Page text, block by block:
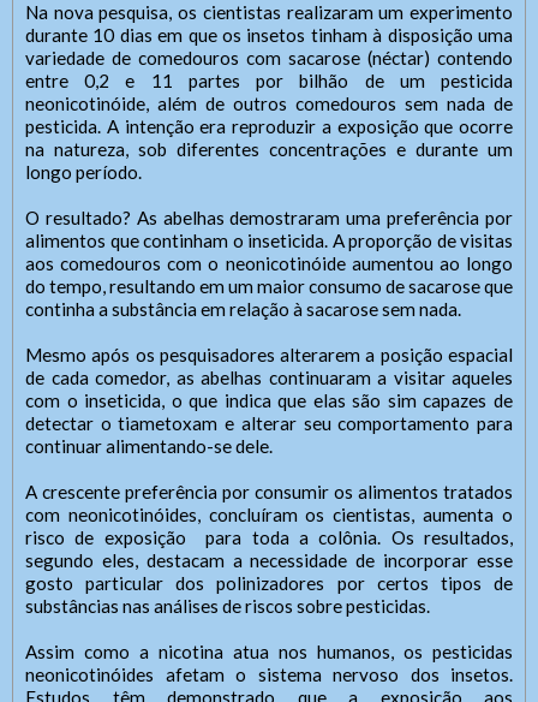
Na nova pesquisa, os cientistas realizaram um experimento
durante 10 dias em que os insetos tinham à disposição uma
variedade de comedouros com sacarose (néctar) contendo
entre 0,2 e 11 partes por bilhão de um pesticida
neonicotinóide, além de outros comedouros sem nada de
pesticida. A intenção era reproduzir a exposição que ocorre
na natureza, sob diferentes concentrações e durante um
longo período.
O resultado? As abelhas demostraram uma preferência por
alimentos que continham o inseticida. A proporção de visitas
aos comedouros com o neonicotinóide aumentou ao longo
do tempo, resultando em um maior consumo de sacarose que
continha a substância em relação à sacarose sem nada.
Mesmo após os pesquisadores alterarem a posição espacial
de cada comedor, as abelhas continuaram a visitar aqueles
com o inseticida, o que indica que elas são sim capazes de
detectar o tiametoxam e alterar seu comportamento para
continuar alimentando-se dele.
A crescente preferência por consumir os alimentos tratados
com neonicotinóides, concluíram os cientistas, aumenta o
risco de exposição para toda a colônia. Os resultados,
segundo eles, destacam a necessidade de incorporar esse
gosto particular dos polinizadores por certos tipos de
substâncias nas análises de riscos sobre pesticidas.
Assim como a nicotina atua nos humanos, os pesticidas
neonicotinóides afetam o sistema nervoso dos insetos.
Estudos têm demonstrado que a exposição aos
Acessibilidade
Tamanho da fonte:
Letra A > Fonte tamanho normal.
Gerenciador
Usuário
Webmail
Digite apenas o "usuário" sem @dominio!
Usuário
Contatos
SIC Físico
Endereço
Endereço de atendimento
Contatos
Tel: (xx) 0000-0000,
Celular/WhatsApp (xx) 00000-0000